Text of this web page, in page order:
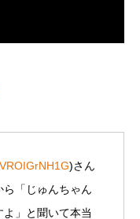
)さん
「じゅんちゃん
」と聞いて本当